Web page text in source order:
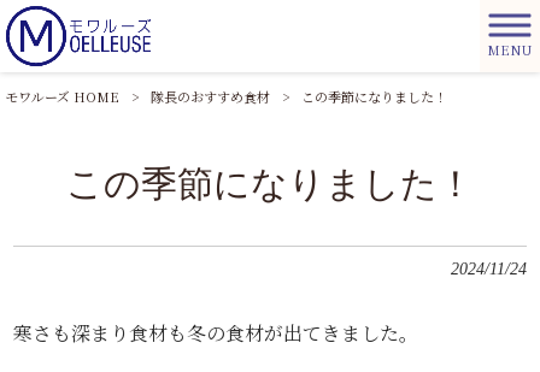
MENU
モワルーズ HOME > 隊長のおすすめ食材 > この季節になりました！
この季節になりました！
2024/11/24
寒さも深まり食材も冬の食材が出てきました。